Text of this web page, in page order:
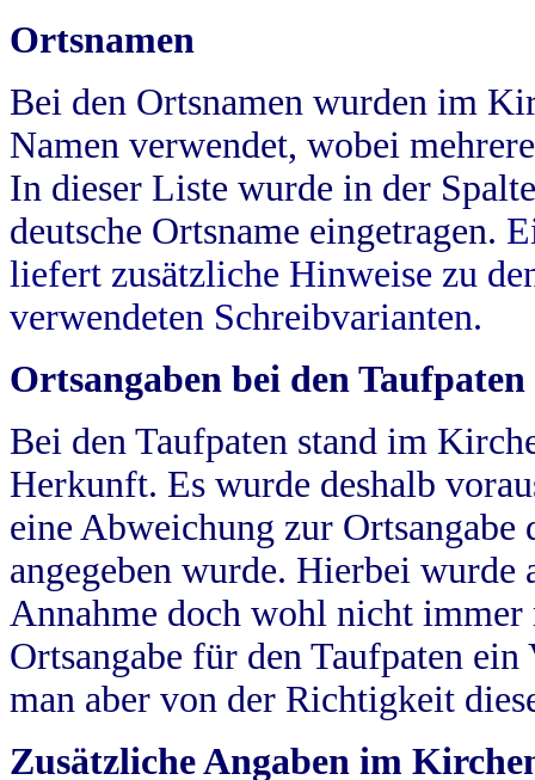
Ortsnamen
Bei den Ortsnamen wurden im
Namen verwendet, wobei
In dieser Liste wurde in der
deutsche Ortsname eingetragen.
liefert zusätzliche Hinweise zu
verwendeten Schreibvarianten.
Ortsangaben bei den Taufpaten
Bei den Taufpaten stand im
Herkunft. Es wurde deshalb
eine Abweichung zur
angegeben wurde. Hierbei wurde
Annahme doch wohl nicht
Ortsangabe für den Taufpaten
man aber von der Richtigkeit
Zusätzliche Angaben im